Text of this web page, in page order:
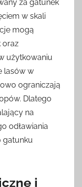
za gatunek
w skali
mogą
oraz
użytkowaniu
lasów w
ograniczają
Dlatego
na
odławiania
gatunku
i